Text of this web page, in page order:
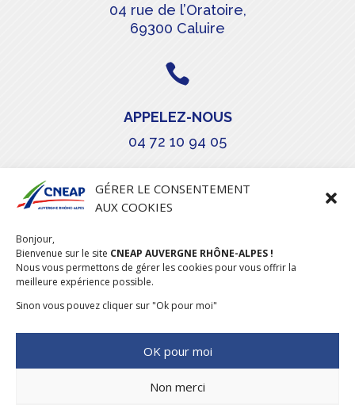
GÉRER LE CONSENTEMENT
AUX COOKIES
Bonjour,
Bienvenue sur le site CNEAP AUVERGNE RHÔNE-ALPES !
Nous vous permettons de gérer les cookies pour vous offrir la
meilleure expérience possible.
Sinon vous pouvez cliquer sur "Ok pour moi"
OK pour moi
Non merci
04 rue de l’Oratoire,
69300 Caluire

APPELEZ-NOUS
04 72 10 94 05

stephanie.maillot@cneap.fr